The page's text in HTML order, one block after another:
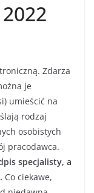
Zdarza
je
umieścić na
rodzaj
osobistych
pracodawca.
specjalisty, a
Co ciekawe,